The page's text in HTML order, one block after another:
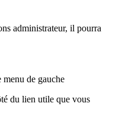
administrateur, il pourra
de gauche
du lien utile que vous